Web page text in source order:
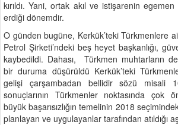
kırıldı. Yani, ortak akıl ve istişarenin
erdiği dönemdir.
O günden bugüne, Kerkük’teki Türkmenlere
Petrol Şirketi’ndeki beş heyet başkanlığı,
kaybedildi. Dahası, Türkmen muhtarların
bir duruma düşürüldü Kerkük’teki
gelişi çarşambadan bellidir sözü misali
sonuçlarının Türkmenler noktasında çok
büyük başarısızlığın temelinin 2018
planlayan ve uygulayanlar tarafından atıldığı